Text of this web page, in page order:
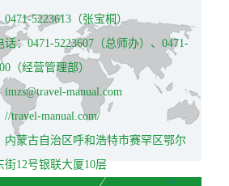
0471-5223613（张宝桐）
话：0471-5223607（总师办）、0471-
（经营管理部）
imzs@travel-manual.com
//travel-manual.com/
内蒙古自治区呼和浩特市赛罕区鄂尔
街12号银联大厦10层